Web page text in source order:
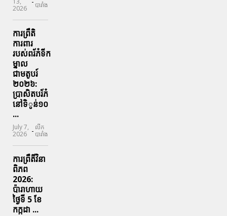
2026
បារាំង
ការព្រឹតិ
ការពារ
របស់ពរ័ភ៎ទីក
ម្នាល
ជាមតូបរ៍
២០២៦:
ប្រាសិតបរ័ភ៎
នៅទិូន់១០
...
July 7,
2026 - លីក
បារាំង
ការព្រឹតិ៍វិនា
ពិភព
2026:
ប៉ារាហាយ
ថ្ងៃទី 5 ខែ
កក្កដា ...